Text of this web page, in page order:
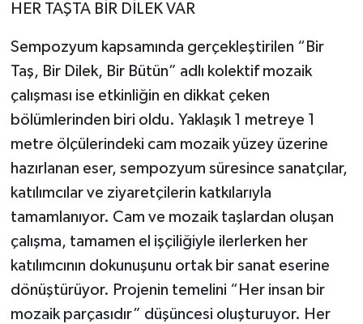
HER TAŞTA BİR DİLEK VAR
Sempozyum kapsamında gerçekleştirilen “Bir
Taş, Bir Dilek, Bir Bütün” adlı kolektif mozaik
çalışması ise etkinliğin en dikkat çeken
bölümlerinden biri oldu. Yaklaşık 1 metreye 1
metre ölçülerindeki cam mozaik yüzey üzerine
hazırlanan eser, sempozyum süresince sanatçılar,
katılımcılar ve ziyaretçilerin katkılarıyla
tamamlanıyor. Cam ve mozaik taşlardan oluşan
çalışma, tamamen el işçiliğiyle ilerlerken her
katılımcının dokunuşunu ortak bir sanat eserine
dönüştürüyor. Projenin temelini “Her insan bir
mozaik parçasıdır” düşüncesi oluşturuyor. Her